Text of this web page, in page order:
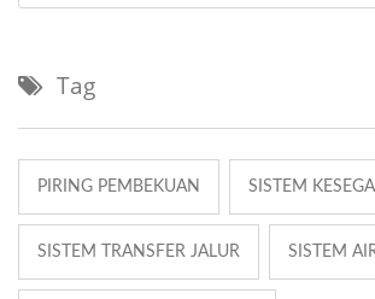
Tag
PIRING PEMBEKUAN SISTEM
SISTEM TRANSFER JALUR SISTEM